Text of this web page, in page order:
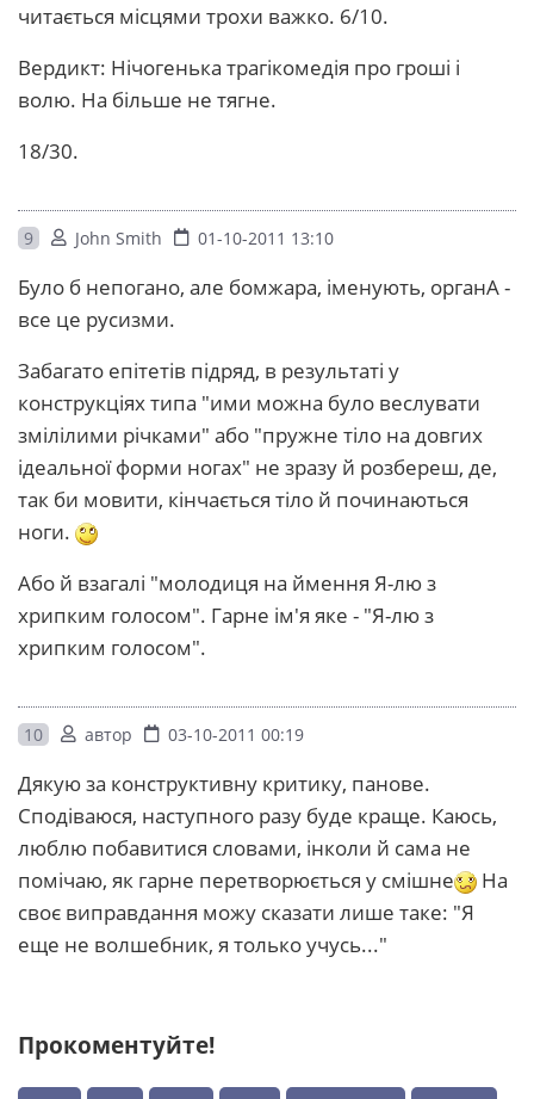
читається місцями трохи важко. 6/10.
Вердикт: Нічогенька трагікомедія про гроші і
волю. На більше не тягне.
18/30.
9 John Smith 01-10-2011 13:10
Було б непогано, але бомжара, іменують, органА -
все це русизми.
Забагато епітетів підряд, в результаті у
конструкціях типа "ими можна було веслувати
змілілими річками" або "пружне тіло на довгих
ідеальної форми ногах" не зразу й розбереш, де,
так би мовити, кінчається тіло й починаються
ноги.
Або й взагалі "молодиця на ймення Я-лю з
хрипким голосом". Гарне ім'я яке - "Я-лю з
хрипким голосом".
10 автор 03-10-2011 00:19
Дякую за конструктивну критику, панове.
Сподіваюся, наступного разу буде краще. Каюсь,
люблю побавитися словами, інколи й сама не
помічаю, як гарне перетворюється у смішне
На
своє виправдання можу сказати лише таке: "Я
еще не волшебник, я только учусь..."
Прокоментуйте!